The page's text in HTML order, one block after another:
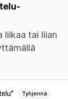
liikaa tai liian
Tyhjennä